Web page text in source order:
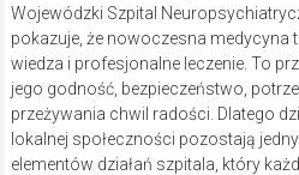
Wojewódzki Szpital
pokazuje, że nowoczesna medycyna
wiedza i profesjonalne leczenie. To
jego godność, bezpieczeństwo,
przeżywania chwil radości. Dlatego
lokalnej społeczności pozostają
elementów działań szpitala, który